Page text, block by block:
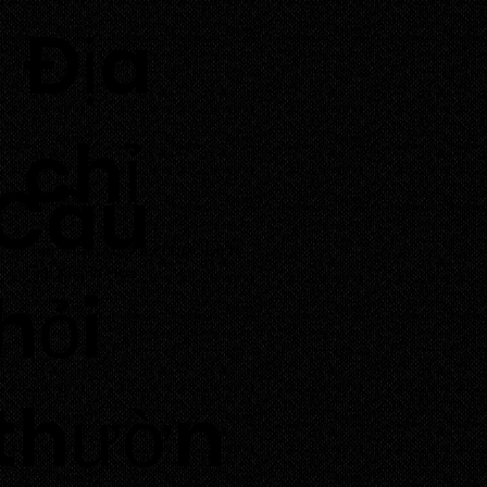
​Địa
chỉ
Thôn Tuấn Tú, Xã Phước Dinh,
Tỉnh Khánh Hoà